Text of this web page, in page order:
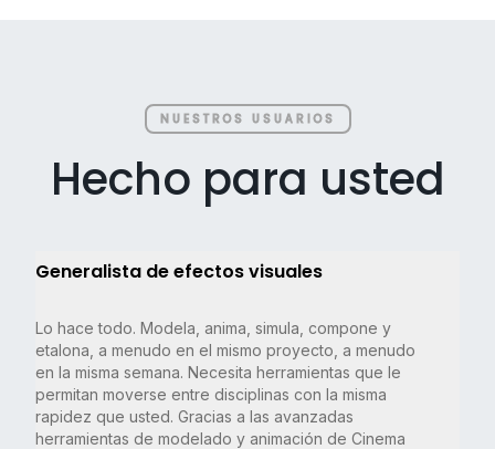
NUESTROS USUARIOS
Hecho para usted
Generalista de efectos visuales
Lo hace todo. Modela, anima, simula, compone y
etalona, a menudo en el mismo proyecto, a menudo
en la misma semana. Necesita herramientas que le
permitan moverse entre disciplinas con la misma
rapidez que usted. Gracias a las avanzadas
herramientas de modelado y animación de Cinema